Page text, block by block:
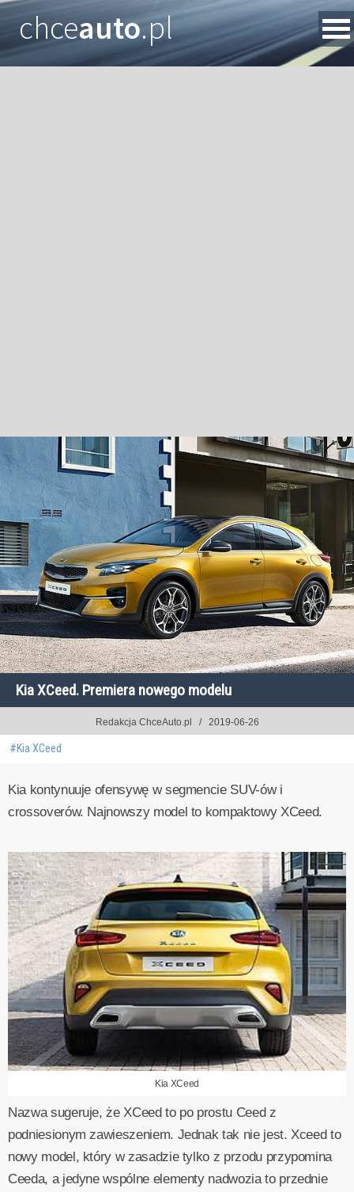
chceauto.pl
Kia XCeed. Premiera nowego modelu
Redakcja ChceAuto.pl 2019-06-26
#Kia XCeed
Kia kontynuuje ofensywę w segmencie SUV-ów i
crossoverów. Najnowszy model to kompaktowy XCeed.
Kia XCeed
Nazwa sugeruje, że XCeed to po prostu Ceed z
podniesionym zawieszeniem. Jednak tak nie jest. Xceed to
nowy model, który w zasadzie tylko z przodu przypomina
Ceeda, a jedyne wspólne elementy nadwozia to przednie